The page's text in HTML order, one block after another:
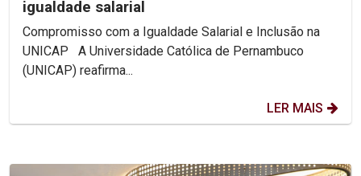
igualdade salarial
Compromisso com a Igualdade Salarial e Inclusão na
UNICAP A Universidade Católica de Pernambuco
(UNICAP) reafirma...
LER MAIS